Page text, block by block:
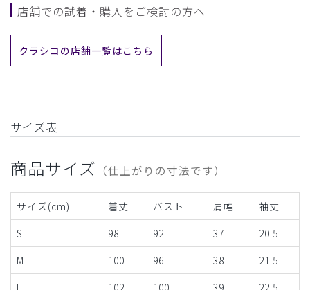
店舗での試着・購入をご検討の方へ
クラシコの店舗一覧はこちら
サイズ表
商品サイズ （仕上がりの寸法です）
サイズ(cm) 着丈 バスト 肩幅
袖丈
S
98 92 37
20.5
M
100 96 38
21.5
L
102 100 39 22.5